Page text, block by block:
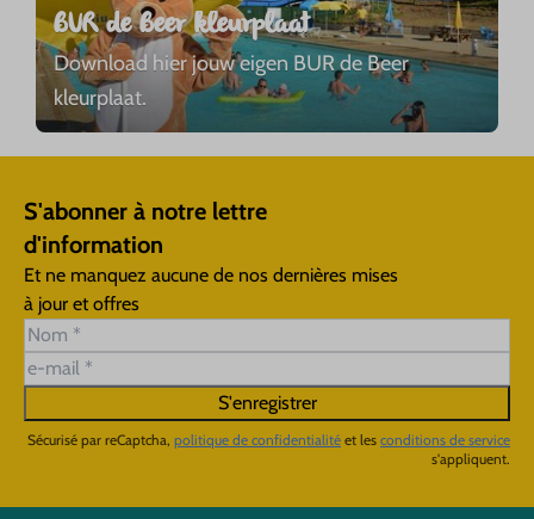
BUR de Beer kleurplaat
Download hier jouw eigen BUR de Beer
kleurplaat.
S'abonner à notre lettre
d'information
Et ne manquez aucune de nos dernières mises
à jour et offres
S'enregistrer
Sécurisé par reCaptcha, politique de confidentialité et les conditions de service
s'appliquent.